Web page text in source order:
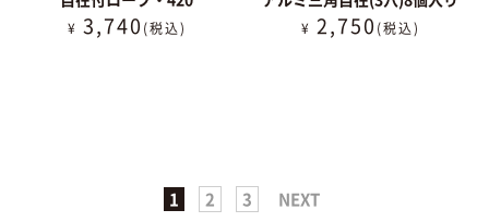
¥ 3,740 (税込) ¥ 2,750 (税込)
1 2 3 NEXT